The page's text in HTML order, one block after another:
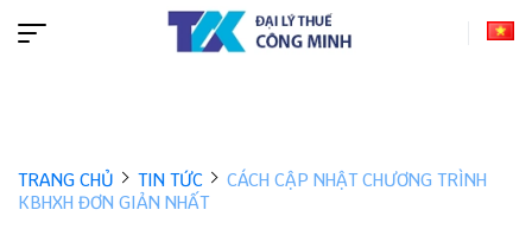
TRANG CHỦ TIN TỨC
CÁCH CẬP NHẬT CHƯƠNG TRÌNH
KBHXH ĐƠN GIẢN NHẤT